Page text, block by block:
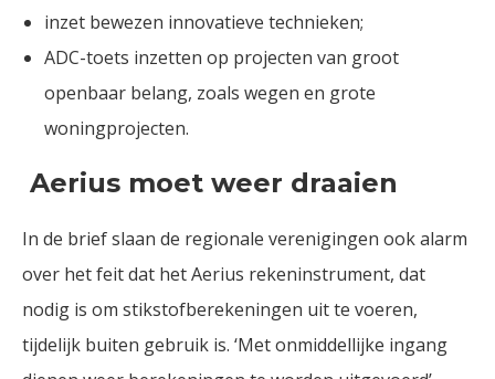
inzet bewezen innovatieve technieken;
ADC-toets inzetten op projecten van groot
openbaar belang, zoals wegen en grote
woningprojecten.
Aerius moet weer draaien
In de brief slaan de regionale verenigingen ook alarm
over het feit dat het Aerius rekeninstrument, dat
nodig is om stikstofberekeningen uit te voeren,
tijdelijk buiten gebruik is. ‘Met onmiddellijke ingang